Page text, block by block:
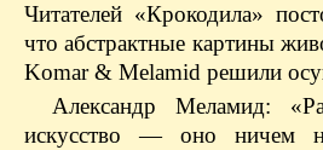
Читателей «Крокодила»
что абстрактные картины
Komar & Melamid решили
Александр Меламид:
искусство — оно ничем